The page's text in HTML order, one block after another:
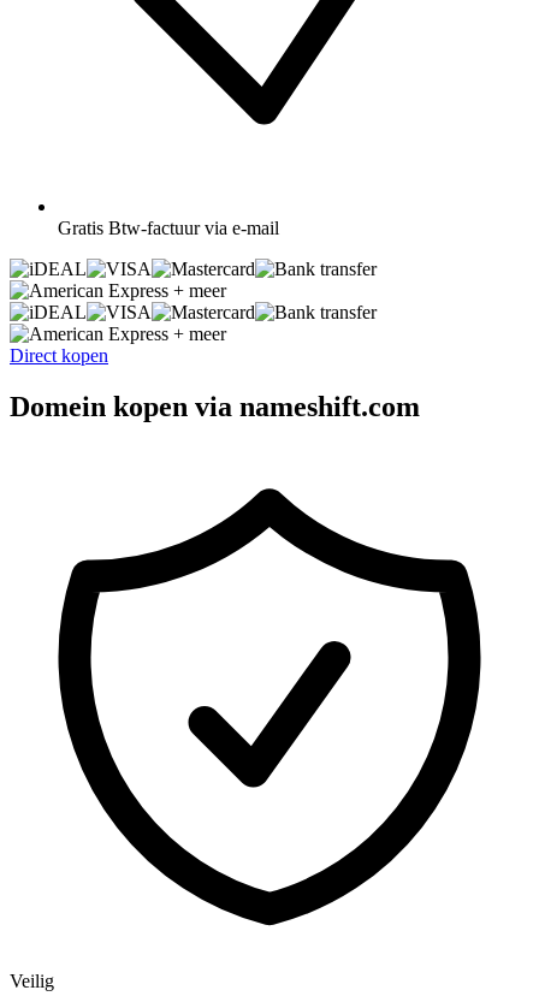
Gratis Btw-factuur via e-mail
+ meer
+ meer
Direct kopen
Domein kopen via nameshift.com
Veilig